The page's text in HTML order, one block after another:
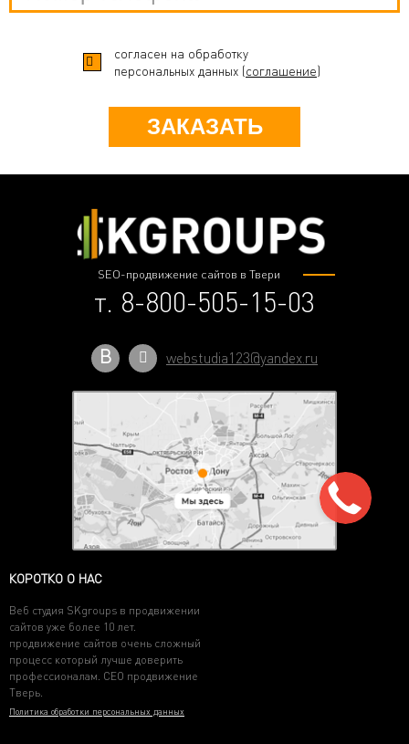
ЗАКАЗАТЬ
согласен на обработку
персональных данных (соглашение)
SEO-продвижение сайтов в Твери
т. 8-800-505-15-03
В webstudia123@yandex.ru
КОРОТКО О НАС
Веб студия SKgroups в продвижении
сайтов уже более 10 лет.
продвижение сайтов очень сложный
процесс который лучше доверить
профессионалам. СЕО продвижение
Тверь.
Политика обработки персональных данных